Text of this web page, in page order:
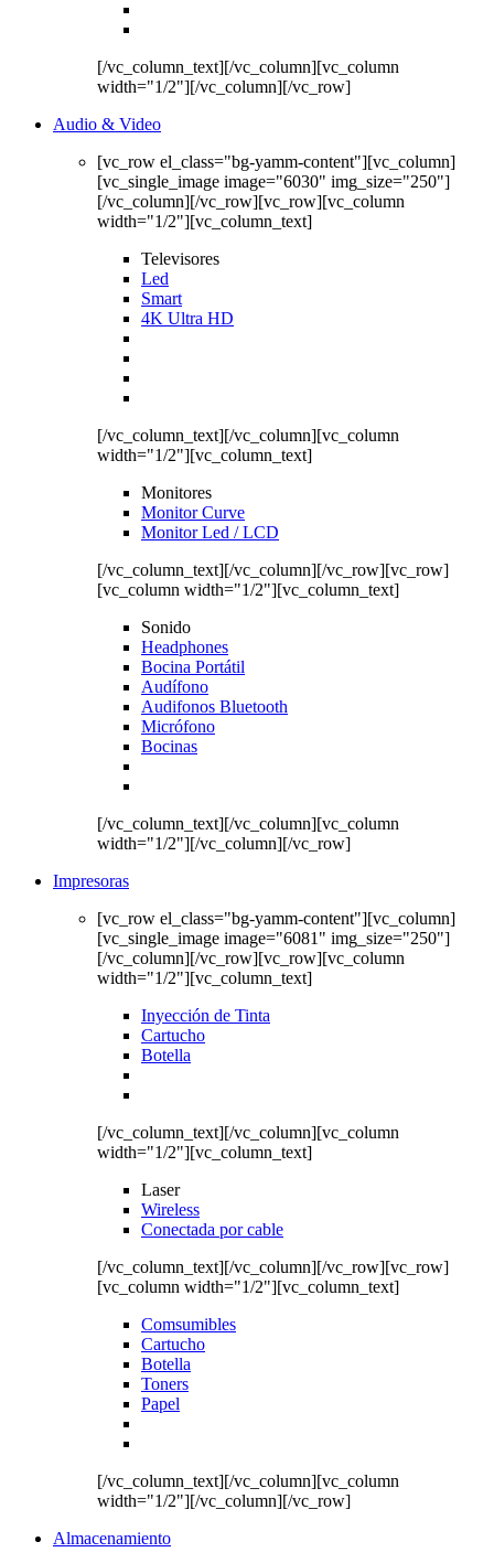
[/vc_column_text][/vc_column][vc_column
width="1/2"][/vc_column][/vc_row]
Audio & Video
[vc_row el_class="bg-yamm-content"][vc_column]
[vc_single_image image="6030" img_size="250"]
[/vc_column][/vc_row][vc_row][vc_column
width="1/2"][vc_column_text]
Televisores
Led
Smart
4K Ultra HD
[/vc_column_text][/vc_column][vc_column
width="1/2"][vc_column_text]
Monitores
Monitor Curve
Monitor Led / LCD
[/vc_column_text][/vc_column][/vc_row][vc_row]
[vc_column width="1/2"][vc_column_text]
Sonido
Headphones
Bocina Portátil
Audífono
Audifonos Bluetooth
Micrófono
Bocinas
[/vc_column_text][/vc_column][vc_column
width="1/2"][/vc_column][/vc_row]
Impresoras
[vc_row el_class="bg-yamm-content"][vc_column]
[vc_single_image image="6081" img_size="250"]
[/vc_column][/vc_row][vc_row][vc_column
width="1/2"][vc_column_text]
Inyección de Tinta
Cartucho
Botella
[/vc_column_text][/vc_column][vc_column
width="1/2"][vc_column_text]
Laser
Wireless
Conectada por cable
[/vc_column_text][/vc_column][/vc_row][vc_row]
[vc_column width="1/2"][vc_column_text]
Comsumibles
Cartucho
Botella
Toners
Papel
[/vc_column_text][/vc_column][vc_column
width="1/2"][/vc_column][/vc_row]
Almacenamiento